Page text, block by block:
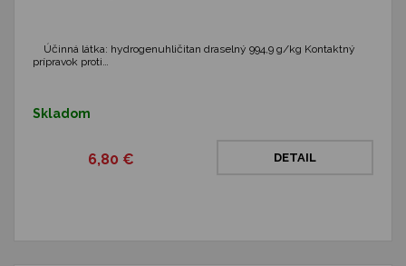
Účinná látka: hydrogenuhličitan draselný 994,9 g/kg Kontaktný
prípravok proti…
Skladom
6,80 € DETAIL